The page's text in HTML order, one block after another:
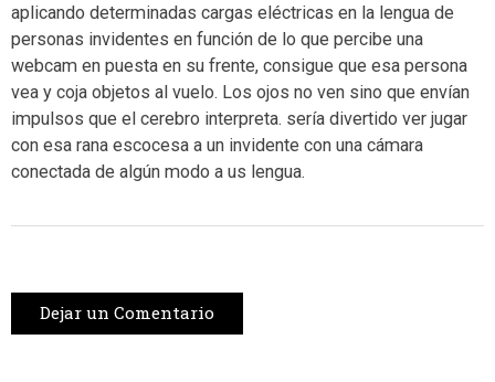
aplicando determinadas cargas eléctricas en la lengua de
personas invidentes en función de lo que percibe una
webcam en puesta en su frente, consigue que esa persona
vea y coja objetos al vuelo. Los ojos no ven sino que envían
impulsos que el cerebro interpreta. sería divertido ver jugar
con esa rana escocesa a un invidente con una cámara
conectada de algún modo a us lengua.
Dejar un Comentario